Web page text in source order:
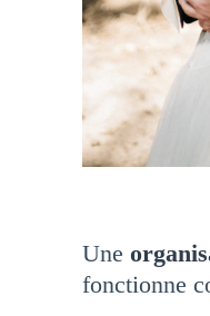
Une
fonctionne